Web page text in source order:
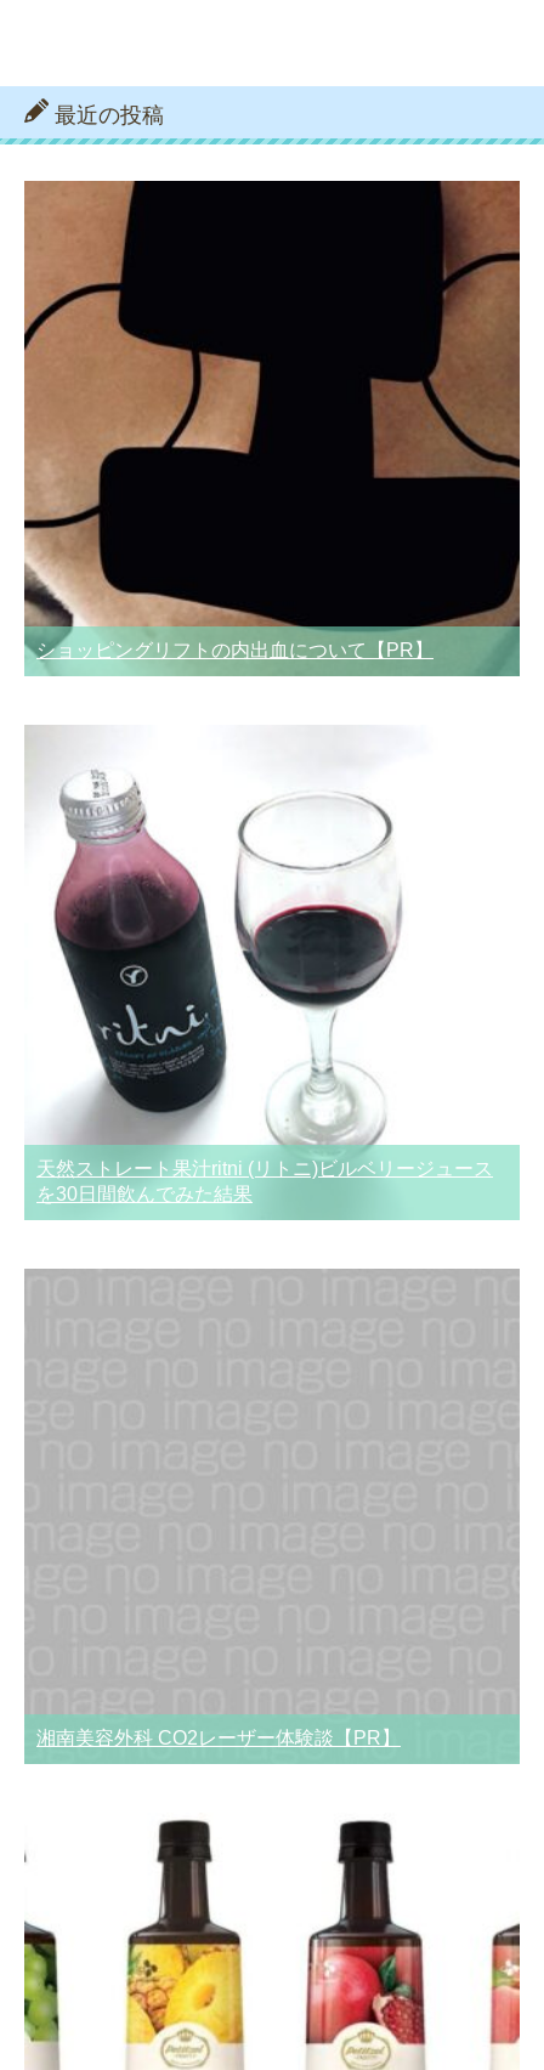
最近の投稿
ショッピングリフトの内出血について【PR】
天然ストレート果汁ritni (リトニ)ビルベリージュース
を30日間飲んでみた結果
湘南美容外科 CO2レーザー体験談【PR】